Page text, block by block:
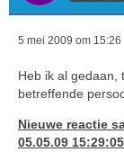
5 mei 2009 om 15:26
Heb ik al gedaan,
betreffende
Nieuwe reactie
05.05.09